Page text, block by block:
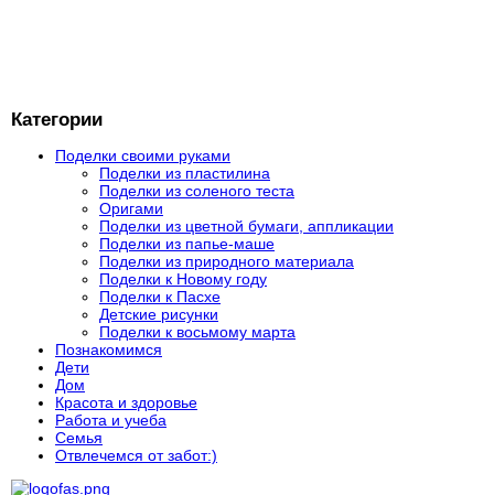
Категории
Поделки своими руками
Поделки из пластилина
Поделки из соленого теста
Оригами
Поделки из цветной бумаги, аппликации
Поделки из папье-маше
Поделки из природного материала
Поделки к Новому году
Поделки к Пасхе
Детские рисунки
Поделки к восьмому марта
Познакомимся
Дети
Дом
Красота и здоровье
Работа и учеба
Семья
Отвлечемся от забот:)